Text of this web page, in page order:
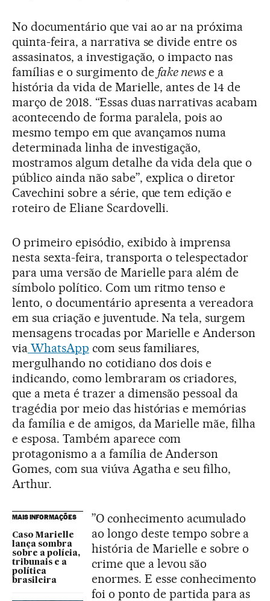
No documentário que vai ao ar na próxima
quinta-feira, a narrativa se divide entre os
assasinatos, a investigação, o impacto nas
famílias e o surgimento de fake newse a
história da vida de Marielle, antes de 14 de
março de 2018. “Essas duas narrativas acabam
acontecendo de forma paralela, pois ao
mesmo tempo em que avançamos numa
determinada linha de investigação,
mostramos algum detalhe da vida dela que o
público ainda não sabe”, explica o diretor
Cavechini sobre a série, que tem edição e
roteiro de Eliane Scardovelli.
O primeiro episódio, exibido à imprensa
nesta sexta-feira, transporta o telespectador
para uma versão de Marielle para além de
símbolo político. Com um ritmo tenso e
lento, o documentário apresenta a vereadora
em sua criação e juventude. Na tela, surgem
mensagens trocadas por Marielle e Anderson
viaWhatsApp com seus familiares,
mergulhando no cotidiano dos dois e
indicando, como lembraram os criadores,
que a meta é trazer a dimensão pessoal da
tragédia por meio das histórias e memórias
da família e de amigos, da Marielle mãe, filha
e esposa. Também aparece com
protagonismo a a família de Anderson
Gomes, com sua viúva Agatha e seu filho,
Arthur.
MAIS INFORMAÇÕES
Caso Marielle
lança sombra
sobre a polícia,
tribunais e a
política
brasileira
”O conhecimento acumulado
ao longo deste tempo sobre a
história de Marielle e sobre o
crime que a levou são
enormes. E esse conhecimento
foi o ponto de partida para as